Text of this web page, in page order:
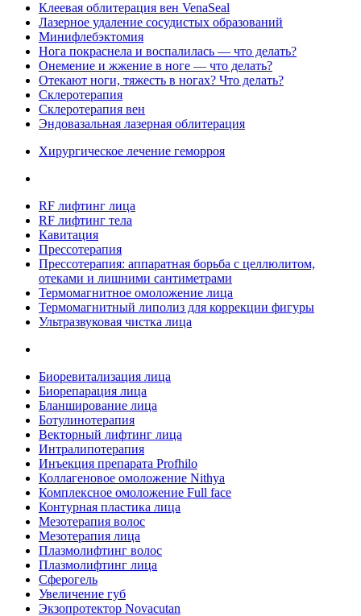
Клеевая облитерация вен VenaSeal
Лазерное удаление сосудистых образований
Минифлебэктомия
Нога покраснела и воспалилась — что делать?
Онемение и жжение в ноге — что делать?
Отекают ноги, тяжесть в ногах? Что делать?
Склеротерапия
Склеротерапия вен
Эндовазальная лазерная облитерация
Хирургическое лечение геморроя
RF лифтинг лица
RF лифтинг тела
Кавитация
Прессотерапия
Прессотерапия: аппаратная борьба с целлюлитом,
отеками и лишними сантиметрами
Термомагнитное омоложение лица
Термомагнитный липолиз для коррекции фигуры
Ультразвуковая чистка лица
Биоревитализация лица
Биорепарация лица
Бланширование лица
Ботулинотерапия
Векторный лифтинг лица
Интралипотерапия
Инъекция препарата Profhilo
Коллагеновое омоложение Nithya
Комплексное омоложение Full face
Контурная пластика лица
Мезотерапия волос
Мезотерапия лица
Плазмолифтинг волос
Плазмолифтинг лица
Сферогель
Увеличение губ
Экзопротектор Novacutan